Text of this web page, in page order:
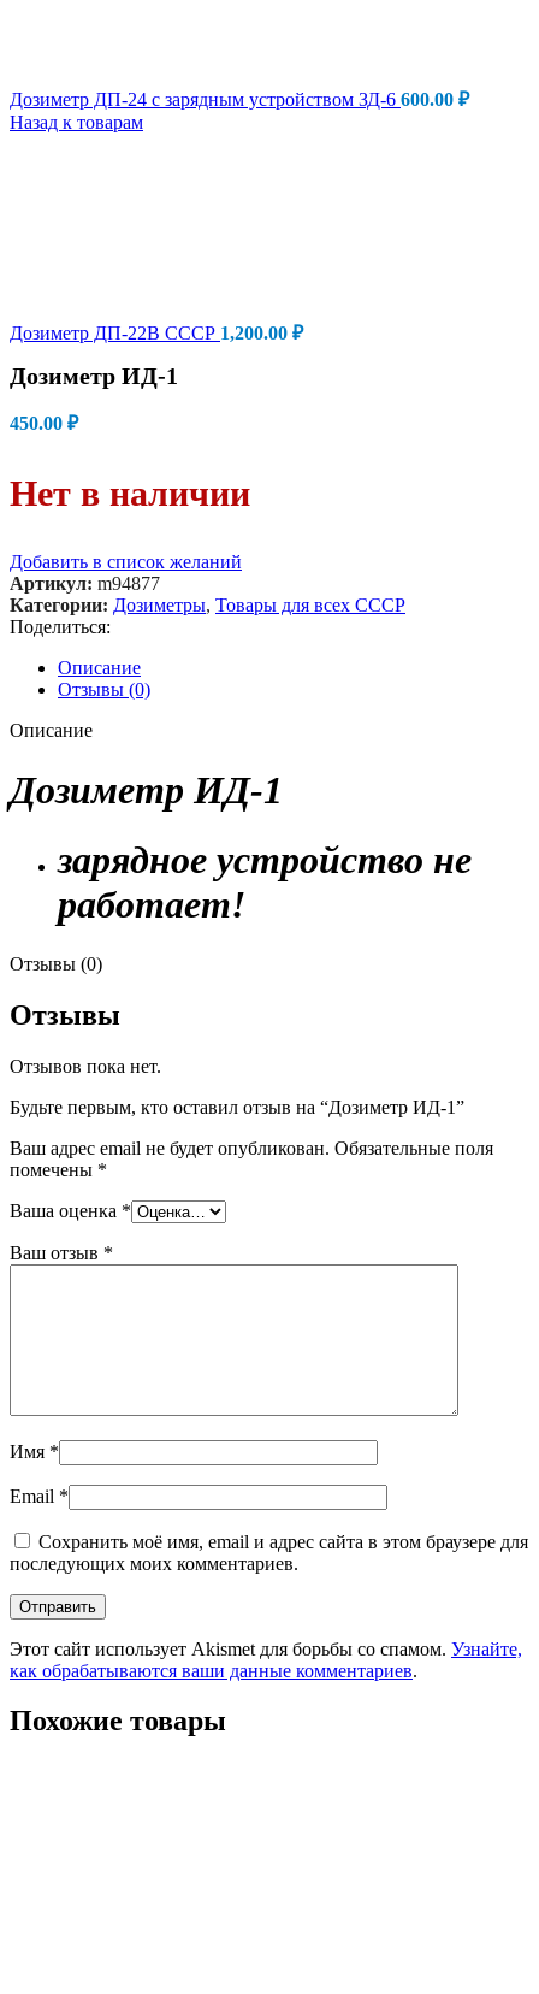
Дозиметр ДП-24 с зарядным устройством ЗД-6 600.00 ₽
Назад к товарам
Дозиметр ДП-22В СССР 1,200.00 ₽
Дозиметр ИД-1
450.00 ₽
Нет в наличии
Добавить в список желаний
Артикул: m94877
Категории: Дозиметры, Товары для всех СССР
Поделиться:
Описание
Отзывы (0)
Описание
Дозиметр ИД-1
зарядное устройство не
работает!
Отзывы (0)
Отзывы
Отзывов пока нет.
Будьте первым, кто оставил отзыв на “Дозиметр ИД-1”
Ваш адрес email не будет опубликован. Обязательные поля
помечены *
Ваша оценка *
Ваш отзыв *
Имя *
Email *
Сохранить моё имя, email и адрес сайта в этом браузере для
последующих моих комментариев.
Этот сайт использует Akismet для борьбы со спамом. Узнайте,
как обрабатываются ваши данные комментариев.
Похожие товары